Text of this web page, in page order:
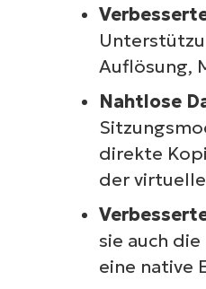
Auflösung,
Nahtlose
direkte
der
sie auch
eine native